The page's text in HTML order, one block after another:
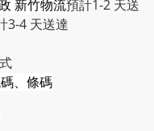
新竹物流預計1-2 天送
3-4 天送達
、條碼